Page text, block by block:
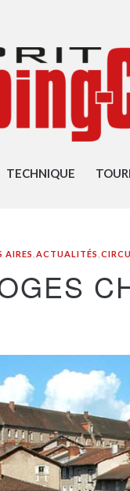
TECHNIQUE
AIRES ACTUALITÉS